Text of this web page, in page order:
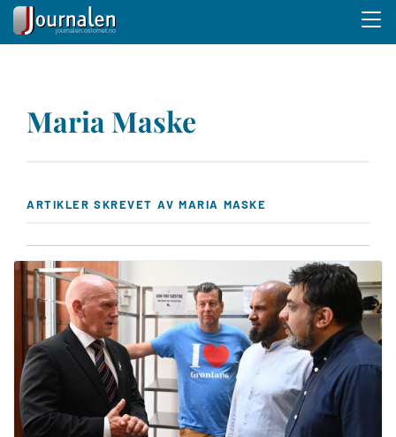
hovedinnhold
Maria Maske
ARTIKLER SKREVET AV MARIA MASKE